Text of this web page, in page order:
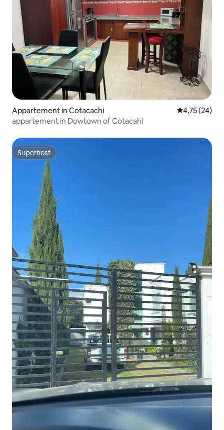
Appartement in Cotacachi Gemiddelde
4,75 (24)
appartement in Dowtown of Cotacahi
Superhost
Superhost